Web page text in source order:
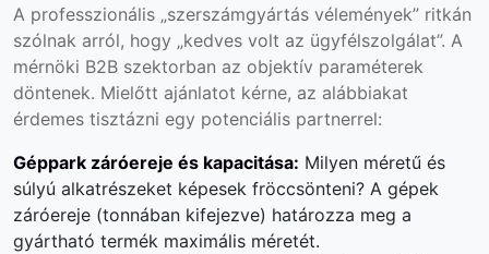
A professzionális „szerszámgyártás vélemények” ritkán
szólnak arról, hogy „kedves volt az ügyfélszolgálat”. A
mérnöki B2B szektorban az objektív paraméterek
döntenek. Mielőtt ajánlatot kérne, az alábbiakat
érdemes tisztázni egy potenciális partnerrel:
Géppark záróereje és kapacitása: Milyen méretű és
súlyú alkatrészeket képesek fröccsönteni? A gépek
záróereje (tonnában kifejezve) határozza meg a
gyártható termék maximális méretét.